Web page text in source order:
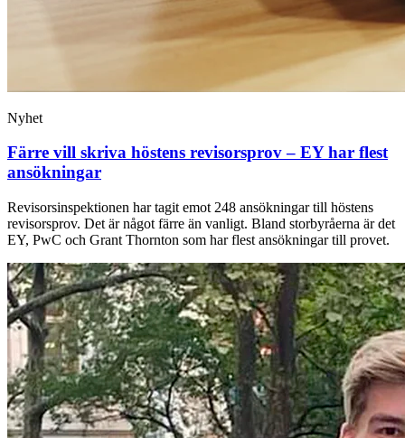
Nyhet
Färre vill skriva höstens revisorsprov – EY har flest
ansökningar
Revisorsinspektionen har tagit emot 248 ansökningar till höstens
revisorsprov. Det är något färre än vanligt. Bland storbyråerna är det
EY, PwC och Grant Thornton som har flest ansökningar till provet.